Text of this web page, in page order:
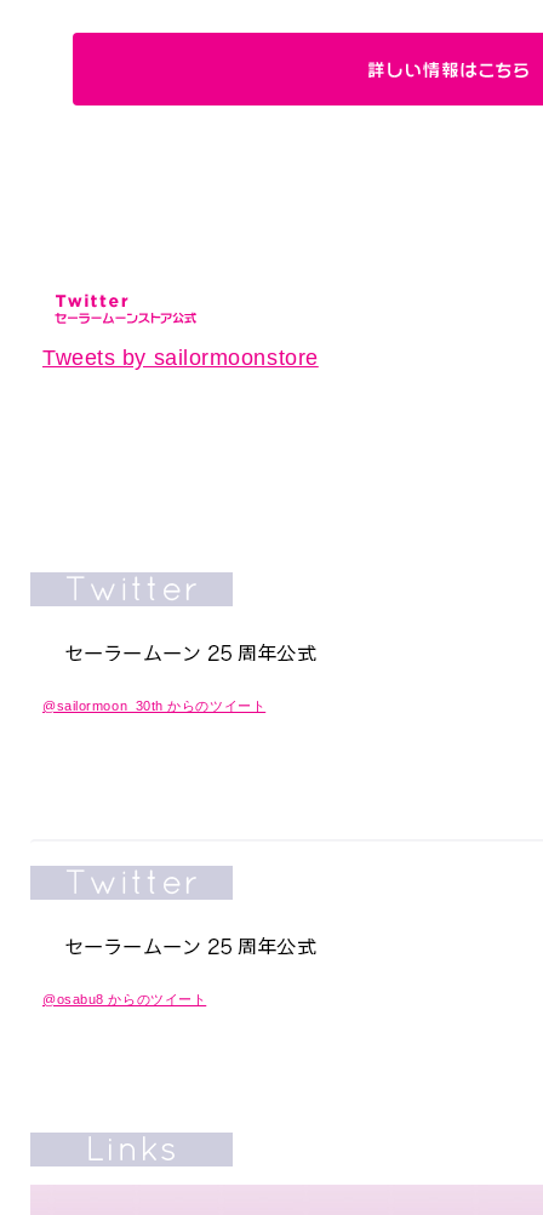
Tweets by sailormoonstore
@sailormoon_30th からのツイート
@osabu8 からのツイート